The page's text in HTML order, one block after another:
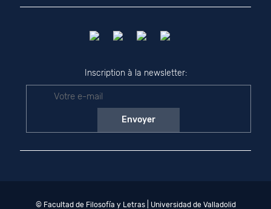
Inscription à la newsletter:
© Facultad de Filosofía y Letras | Universidad de Valladolid